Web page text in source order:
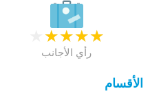
★
★
★
★
رأي الأجانب
الأقسام